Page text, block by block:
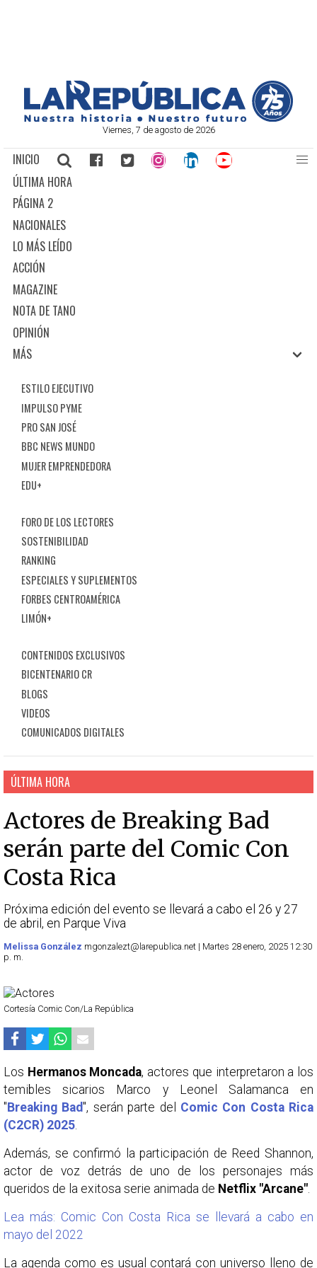
Viernes, 7 de agosto de 2026
INICIO
ÚLTIMA HORA
PÁGINA 2
NACIONALES
LO MÁS LEÍDO
ACCIÓN
MAGAZINE
NOTA DE TANO
OPINIÓN
MÁS
ESTILO EJECUTIVO
IMPULSO PYME
PRO SAN JOSÉ
BBC NEWS MUNDO
MUJER EMPRENDEDORA
EDU+
FORO DE LOS LECTORES
SOSTENIBILIDAD
RANKING
ESPECIALES Y SUPLEMENTOS
FORBES CENTROAMÉRICA
LIMÓN+
CONTENIDOS EXCLUSIVOS
BICENTENARIO CR
BLOGS
VIDEOS
COMUNICADOS DIGITALES
ÚLTIMA HORA
Actores de Breaking Bad
serán parte del Comic Con
Costa Rica
Próxima edición del evento se llevará a cabo el 26 y 27
de abril, en Parque Viva
Melissa González mgonzalezt@larepublica.net | Martes 28 enero, 2025 12:30
p. m.
Cortesía Comic Con/La República
Los Hermanos Moncada, actores que interpretaron a los
temibles sicarios Marco y Leonel Salamanca en
" Breaking Bad", serán parte del Comic Con Costa Rica
(C2CR) 2025.
Además, se confirmó la participación de Reed Shannon,
actor de voz detrás de uno de los personajes más
queridos de la exitosa serie animada de Netflix "Arcane".
Lea más: Comic Con Costa Rica se llevará a cabo en
mayo del 2022
La agenda como es usual contará con universo lleno de